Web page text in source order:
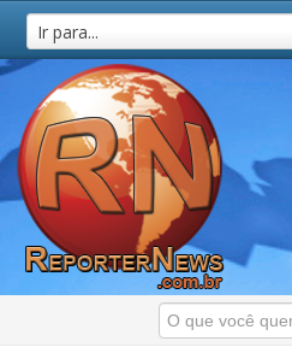
Ir para...